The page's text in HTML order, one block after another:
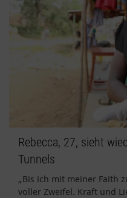
Rebecca, 27, sieht
Tunnels
„Bis ich mit meiner Faith
voller Zweifel. Kraft und